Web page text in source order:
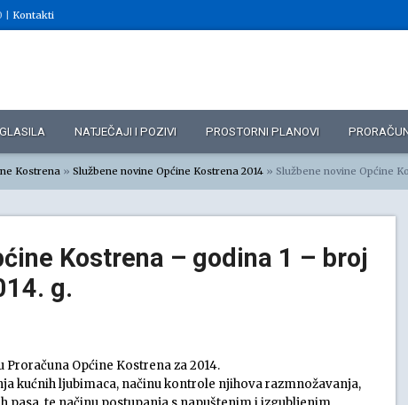
| Kontakti
NATJEČAJI I POZIVI PROSTORNI PLANOVI
Kostrena » Službene novine Općine Kostrena 2014 » Službene novine Općine Kostrena –
Kostrena – godina 1 – broj
g.
Općine Kostrena za 2014.
kućnih ljubimaca, načinu kontrole njihova razmnožavanja,